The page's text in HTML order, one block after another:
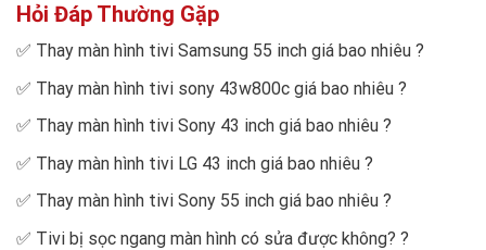
Hỏi Đáp Thường Gặp
✅ Thay màn hình tivi Samsung 55 inch giá bao nhiêu ?
✅ Thay màn hình tivi sony 43w800c giá bao nhiêu ?
✅ Thay màn hình tivi Sony 43 inch giá bao nhiêu ?
✅ Thay màn hình tivi LG 43 inch giá bao nhiêu ?
✅ Thay màn hình tivi Sony 55 inch giá bao nhiêu ?
✅ Tivi bị sọc ngang màn hình có sửa được không? ?